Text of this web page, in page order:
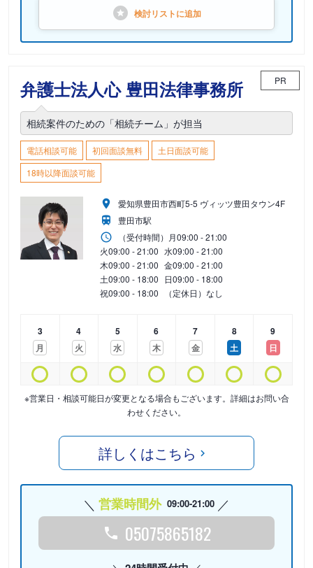
検討リストに追加
弁護士法人心 豊田法律事務所 PR
相続案件のための「相続チーム」が担当
電話相談可能 初回面談無料
土日面談可能
18時以降面談可能
愛知県豊田市西町5-5 ヴィッツ豊田タウン4F
豊田市駅
（受付時間） 月09:00 - 21:00
火09:00 - 21:00 水09:00 - 21:00
木09:00 - 21:00 金09:00 - 21:00
土09:00 - 18:00 日09:00 - 18:00
祝09:00 - 18:00 （定休日）なし
3
月
4
火
5
水
6
木
7
金
8
土
9
日
※営業日・相談可能日が変更となる場合もございます。詳細はお問い合
わせください。
詳しくはこちら
営業時間外 09:00-21:00
05075865182